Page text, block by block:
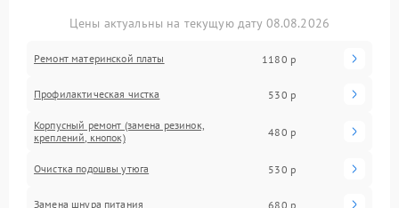
Цены актуальны на текущую дату 08.08.2026
Ремонт материнской платы 1180 р
Профилактическая чистка 530 р
Корпусный ремонт (замена резинок,
креплений, кнопок)
480 р
Очистка подошвы утюга 530 р
Замена шнура питания 680 р